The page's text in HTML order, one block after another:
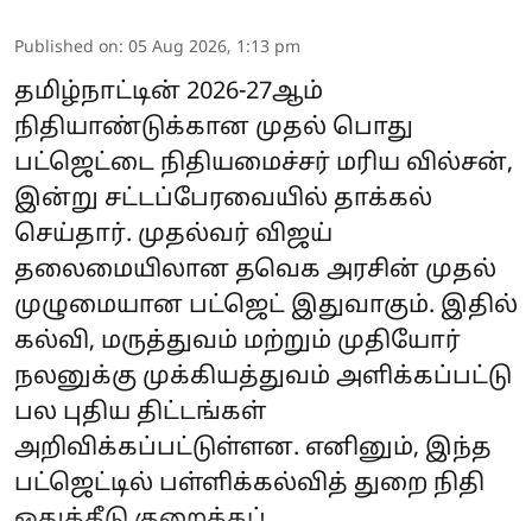
Published on: 05 Aug 2026, 1:13 pm
தமிழ்நாட்டின் 2026-27ஆம்
நிதியாண்டுக்கான முதல் பொது
பட்ஜெட்டை நிதியமைச்சர் மரிய வில்சன்,
இன்று சட்டப்பேரவையில் தாக்கல்
செய்தார். முதல்வர் விஜய்
தலைமையிலான தவெக அரசின் முதல்
முழுமையான பட்ஜெட் இதுவாகும். இதில்
கல்வி, மருத்துவம் மற்றும் முதியோர்
நலனுக்கு முக்கியத்துவம் அளிக்கப்பட்டு
பல புதிய திட்டங்கள்
அறிவிக்கப்பட்டுள்ளன. எனினும், இந்த
பட்ஜெட்டில் பள்ளிக்கல்வித் துறை நிதி